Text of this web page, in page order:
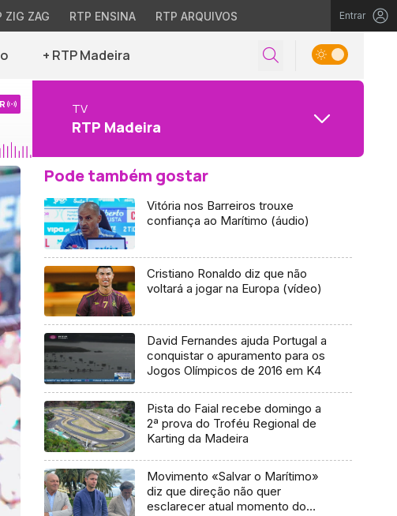
ZIG ZAG RTP ENSINA RTP ARQUIVOS Entrar
+ RTP Madeira
TV
RTP Madeira
Pode também gostar
Vitória nos Barreiros trouxe
confiança ao Marítimo (áudio)
Cristiano Ronaldo diz que não
voltará a jogar na Europa (vídeo)
David Fernandes ajuda Portugal a
conquistar o apuramento para os
Jogos Olímpicos de 2016 em K4
Pista do Faial recebe domingo a
2ª prova do Troféu Regional de
Karting da Madeira
Movimento «Salvar o Marítimo»
diz que direção não quer
esclarecer atual momento do